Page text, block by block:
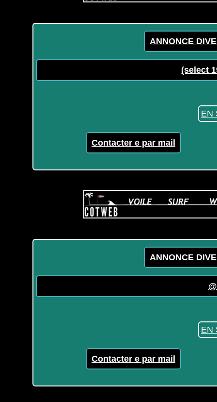
ANNONCE
(select
EN
Contacter e par mail
ANNONCE
EN
Contacter e par mail